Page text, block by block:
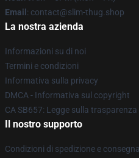
Email : contact@slim-thug.shop
La nostra azienda
Informazioni su di noi
Termini e condizioni
Informativa sulla privacy
DMCA - Informativa sul copyright
CA SB657: Legge sulla
Il nostro supporto
Condizioni di spedizione e consegna